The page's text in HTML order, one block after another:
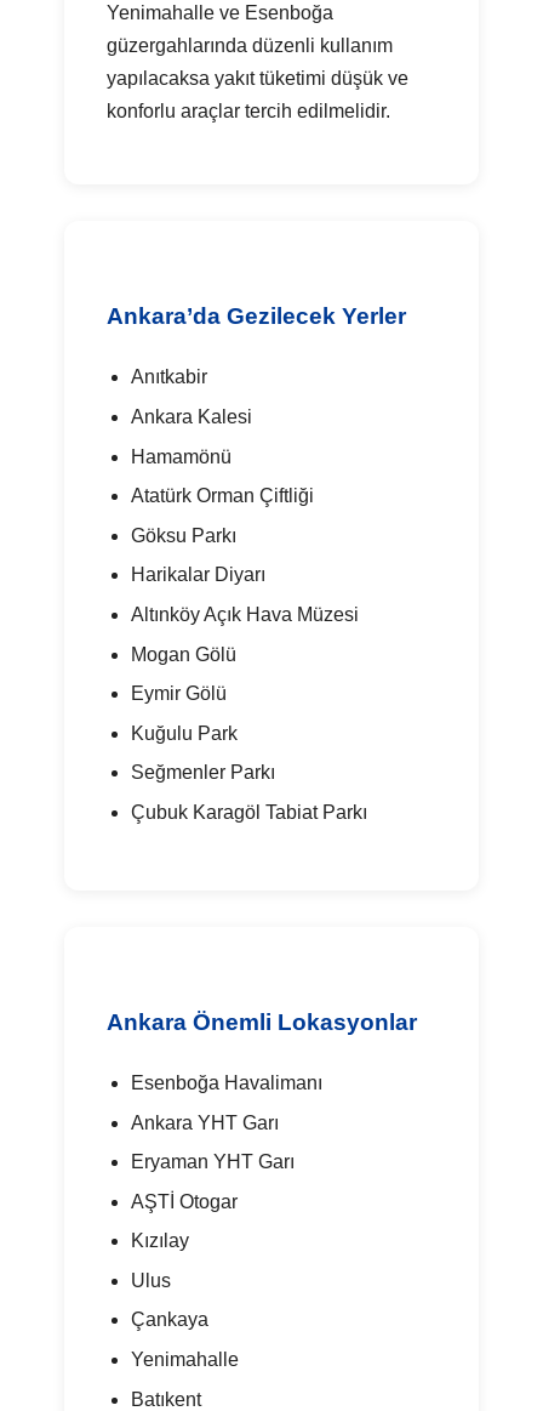
Yenimahalle ve Esenboğa
güzergahlarında düzenli kullanım
yapılacaksa yakıt tüketimi düşük ve
konforlu araçlar tercih edilmelidir.
Ankara’da Gezilecek Yerler
Anıtkabir
Ankara Kalesi
Hamamönü
Atatürk Orman Çiftliği
Göksu Parkı
Harikalar Diyarı
Altınköy Açık Hava Müzesi
Mogan Gölü
Eymir Gölü
Kuğulu Park
Seğmenler Parkı
Çubuk Karagöl Tabiat Parkı
Ankara Önemli Lokasyonlar
Esenboğa Havalimanı
Ankara YHT Garı
Eryaman YHT Garı
AŞTİ Otogar
Kızılay
Ulus
Çankaya
Yenimahalle
Batıkent